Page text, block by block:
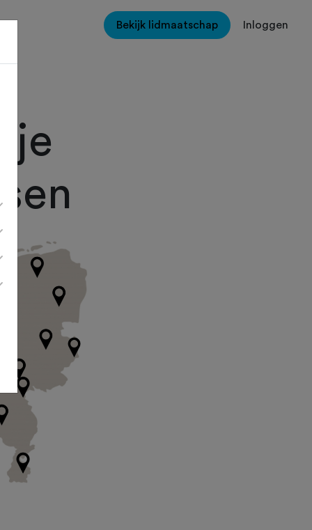
Bekijk lidmaatschap Inloggen
je